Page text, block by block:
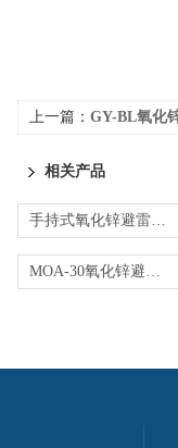
上一篇： GY-BL氧化
相关产品
手持式氧化锌避雷器测试仪
MOA-30氧化锌避雷器检测仪